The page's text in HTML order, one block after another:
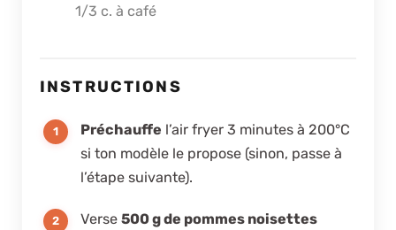
1/3 c. à café
INSTRUCTIONS
Préchauffe l’air fryer 3 minutes à 200°C
si ton modèle le propose (sinon, passe à
l’étape suivante).
Verse 500 g de pommes noisettes